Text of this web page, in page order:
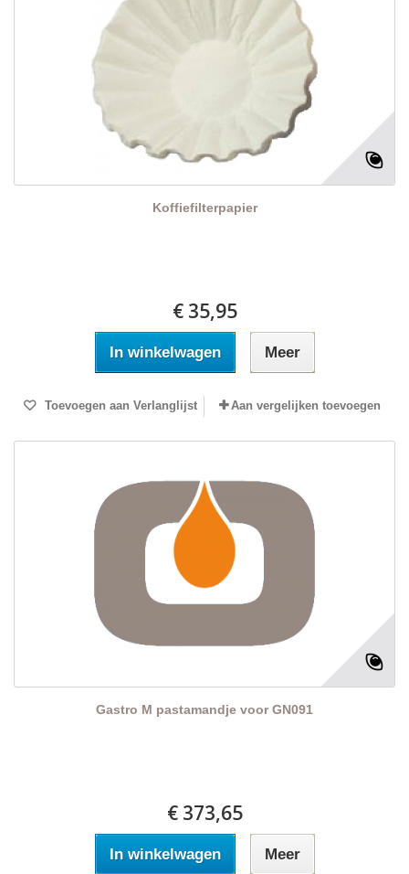
Koffiefilterpapier
€ 35,95
In winkelwagen Meer
Toevoegen aan Verlanglijst Aan vergelijken toevoegen
Gastro M pastamandje voor GN091
€ 373,65
In winkelwagen Meer